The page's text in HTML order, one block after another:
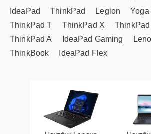
IdeaPad
ThinkPad Legion Yoga
ThinkPad T
ThinkPad X ThinkPad
ThinkPad A
IdeaPad Gaming
ThinkBook
IdeaPad Flex